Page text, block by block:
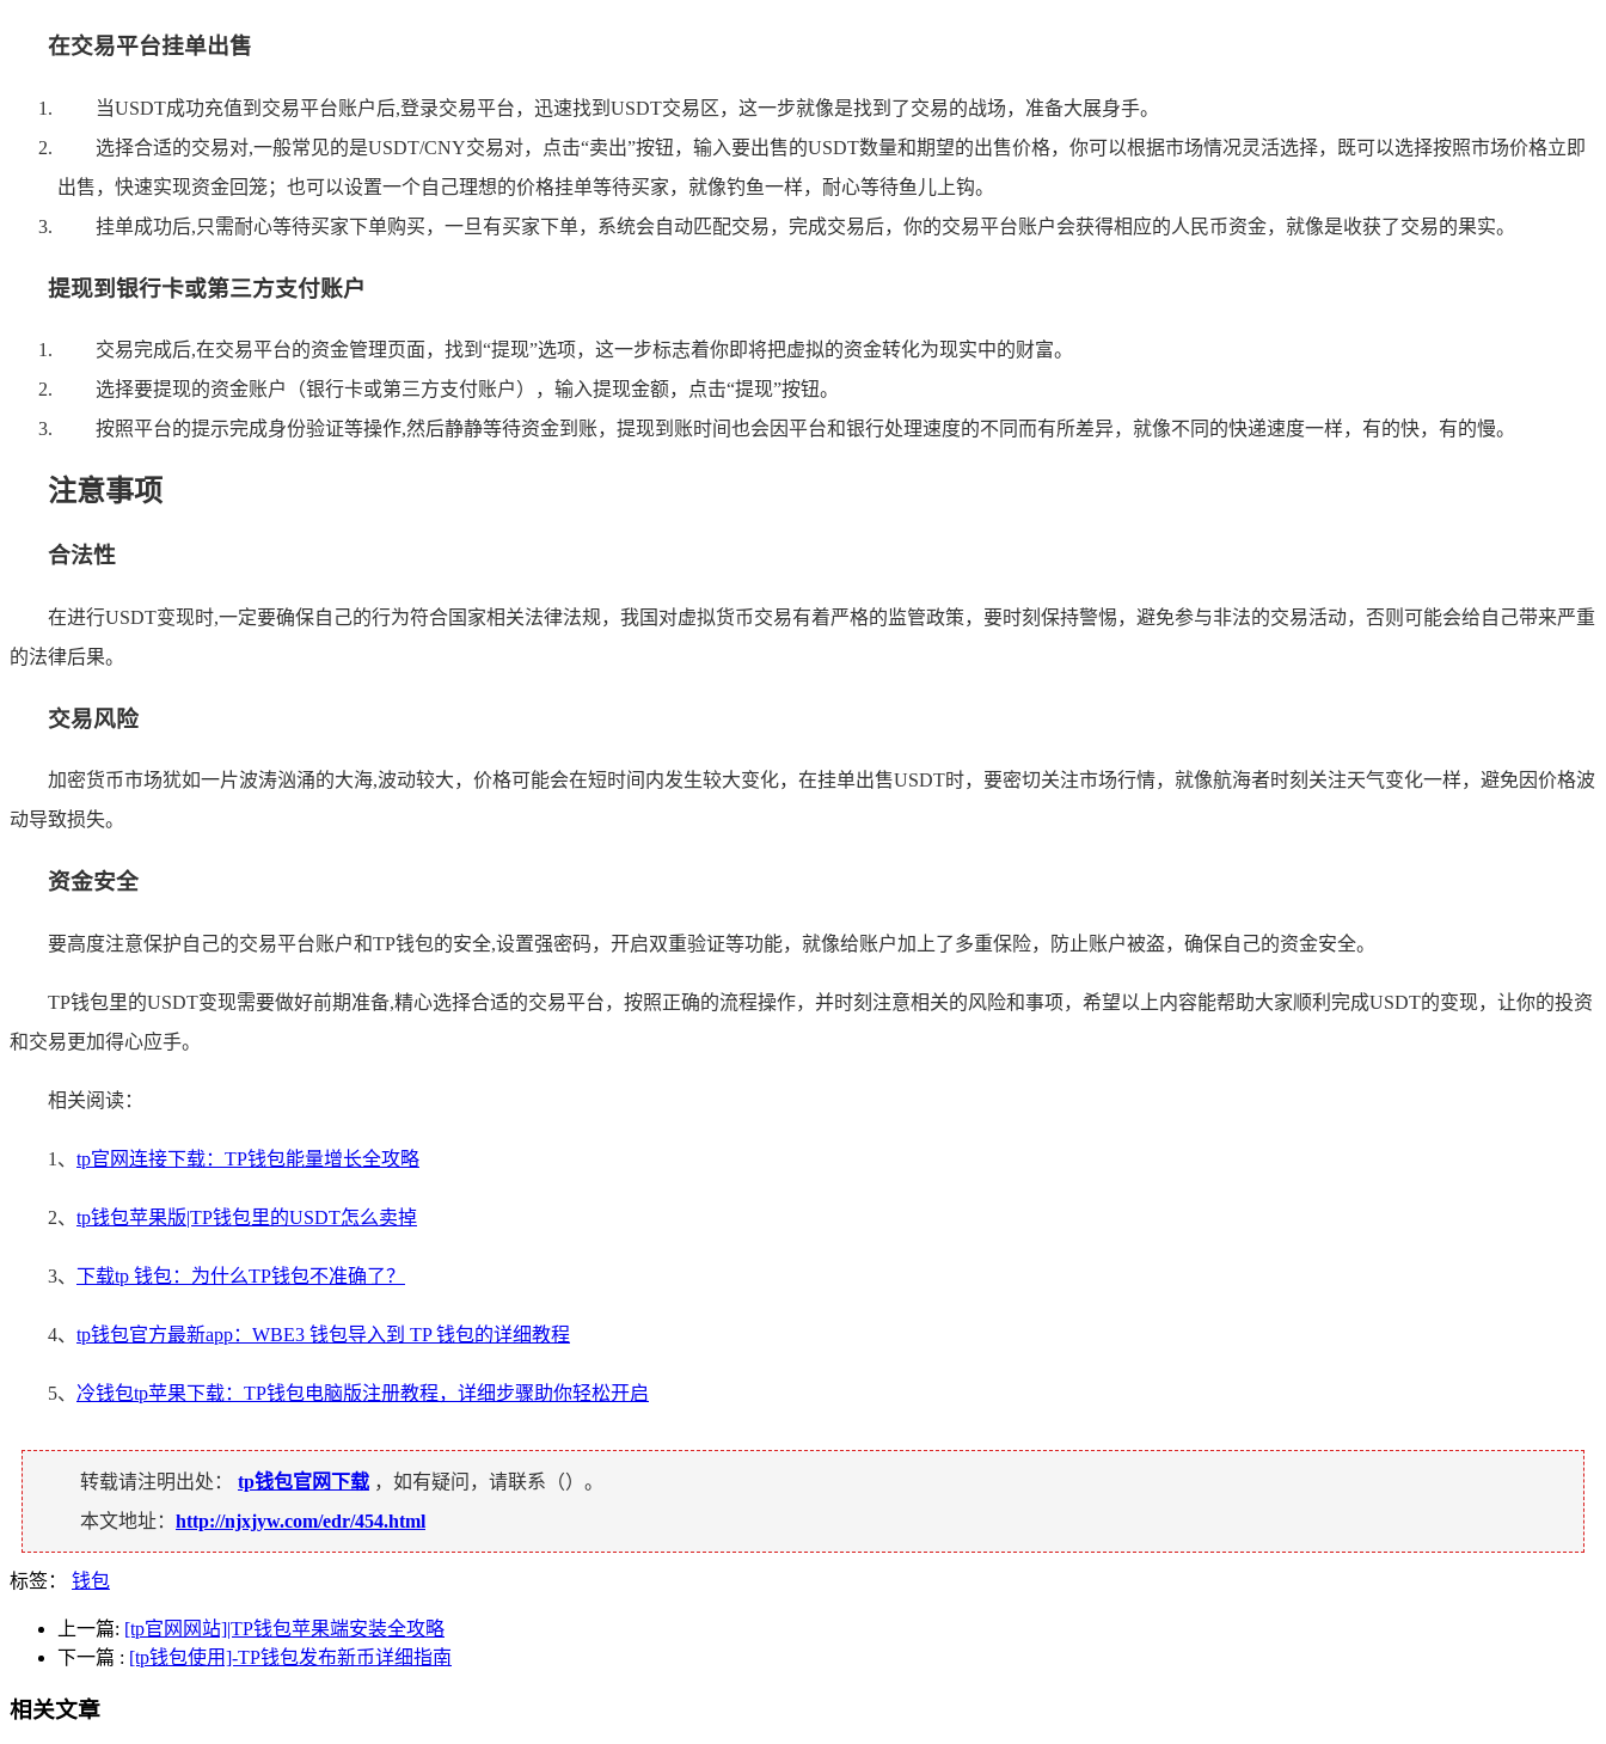
在交易平台挂单出售
当USDT成功充值到交易平台账户后,登录交易平台，迅速找到USDT交易区，这一步就像是找到了交易的战场，准备大展身手。
选择合适的交易对,一般常见的是USDT/CNY交易对，点击“卖出”按钮，输入要出售的USDT数量和期望的出售价格，你可以根据市场情况灵活选择，既可以选择按照市场价格立即
出售，快速实现资金回笼；也可以设置一个自己理想的价格挂单等待买家，就像钓鱼一样，耐心等待鱼儿上钩。
挂单成功后,只需耐心等待买家下单购买，一旦有买家下单，系统会自动匹配交易，完成交易后，你的交易平台账户会获得相应的人民币资金，就像是收获了交易的果实。
提现到银行卡或第三方支付账户
交易完成后,在交易平台的资金管理页面，找到“提现”选项，这一步标志着你即将把虚拟的资金转化为现实中的财富。
选择要提现的资金账户（银行卡或第三方支付账户），输入提现金额，点击“提现”按钮。
按照平台的提示完成身份验证等操作,然后静静等待资金到账，提现到账时间也会因平台和银行处理速度的不同而有所差异，就像不同的快递速度一样，有的快，有的慢。
注意事项
合法性
在进行USDT变现时,一定要确保自己的行为符合国家相关法律法规，我国对虚拟货币交易有着严格的监管政策，要时刻保持警惕，避免参与非法的交易活动，否则可能会给自己带来严重
的法律后果。
交易风险
加密货币市场犹如一片波涛汹涌的大海,波动较大，价格可能会在短时间内发生较大变化，在挂单出售USDT时，要密切关注市场行情，就像航海者时刻关注天气变化一样，避免因价格波
动导致损失。
资金安全
要高度注意保护自己的交易平台账户和TP钱包的安全,设置强密码，开启双重验证等功能，就像给账户加上了多重保险，防止账户被盗，确保自己的资金安全。
TP钱包里的USDT变现需要做好前期准备,精心选择合适的交易平台，按照正确的流程操作，并时刻注意相关的风险和事项，希望以上内容能帮助大家顺利完成USDT的变现，让你的投资
和交易更加得心应手。
相关阅读：
1、 tp官网连接下载：TP钱包能量增长全攻略
2、 tp钱包苹果版|TP钱包里的USDT怎么卖掉
3、 下载tp 钱包：为什么TP钱包不准确了？
4、 tp钱包官方最新app：WBE3 钱包导入到 TP 钱包的详细教程
5、 冷钱包tp苹果下载：TP钱包电脑版注册教程，详细步骤助你轻松开启
转载请注明出处： tp钱包官网下载 ，如有疑问，请联系（）。
本文地址： http://njxjyw.com/edr/454.html
标签： 钱包
上一篇: [tp官网网站]|TP钱包苹果端安装全攻略
下一篇 : [tp钱包使用]-TP钱包发布新币详细指南
相关文章